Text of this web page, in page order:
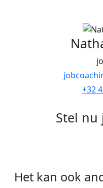
+32
Stel nu
Het kan ook